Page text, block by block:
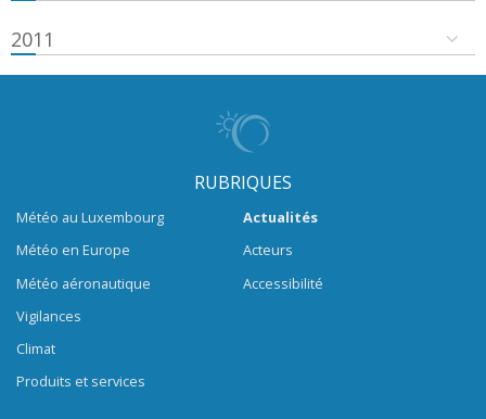
2011
RUBRIQUES
Météo au Luxembourg
Météo en Europe
Météo aéronautique
Vigilances
Climat
Produits et services
Actualités
Acteurs
Accessibilité